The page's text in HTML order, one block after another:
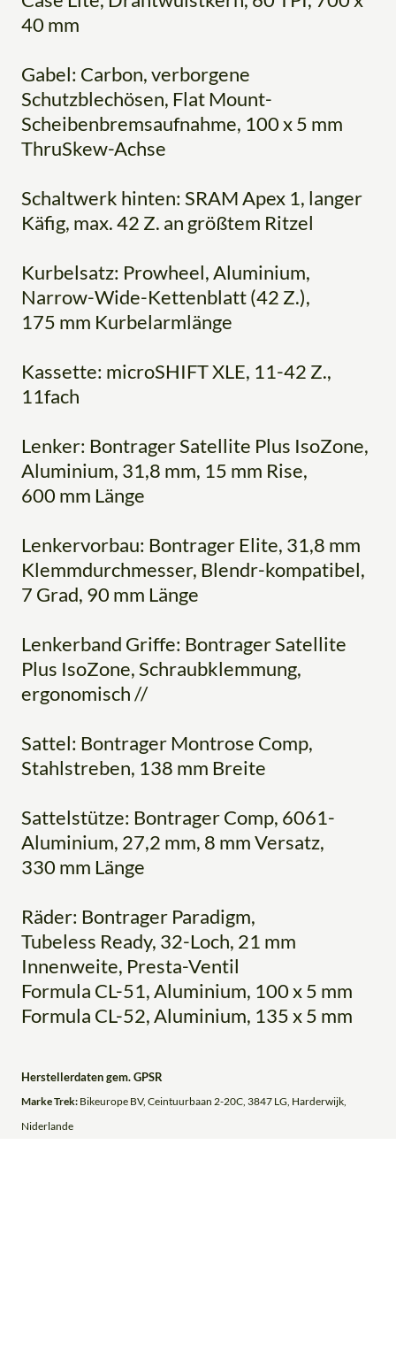
40 mm
Gabel: Carbon, verborgene
Schutzblechösen, Flat Mount-
Scheibenbremsaufnahme, 100 x 5 mm
ThruSkew-Achse
Schaltwerk hinten: SRAM Apex 1, langer
Käfig, max. 42 Z. an größtem Ritzel
Kurbelsatz: Prowheel, Aluminium,
Narrow-Wide-Kettenblatt (42 Z.),
175 mm Kurbelarmlänge
Kassette: microSHIFT XLE, 11-42 Z.,
11fach
Lenker: Bontrager Satellite Plus IsoZone,
Aluminium, 31,8 mm, 15 mm Rise,
600 mm Länge
Lenkervorbau: Bontrager Elite, 31,8 mm
Klemmdurchmesser, Blendr-kompatibel,
7 Grad, 90 mm Länge
Lenkerband Griffe: Bontrager Satellite
Plus IsoZone, Schraubklemmung,
ergonomisch //
Sattel: Bontrager Montrose Comp,
Stahlstreben, 138 mm Breite
Sattelstütze: Bontrager Comp, 6061-
Aluminium, 27,2 mm, 8 mm Versatz,
330 mm Länge
Räder: Bontrager Paradigm,
Tubeless Ready, 32-Loch, 21 mm
Innenweite, Presta-Ventil
Formula CL-51, Aluminium, 100 x 5 mm
Formula CL-52, Aluminium, 135 x 5 mm
Herstellerdaten gem. GPSR
Marke Trek: Bikeurope BV, Ceintuurbaan 2-20C, 3847 LG, Harderwijk,
Niderlande